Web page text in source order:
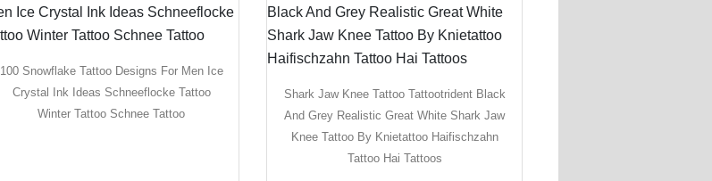
100 Snowflake Tattoo Designs For Men Ice
Crystal Ink Ideas Schneeflocke Tattoo
Winter Tattoo Schnee Tattoo
Shark Jaw Knee Tattoo Tattootrident Black
And Grey Realistic Great White Shark Jaw
Knee Tattoo By Knietattoo Haifischzahn
Tattoo Hai Tattoos